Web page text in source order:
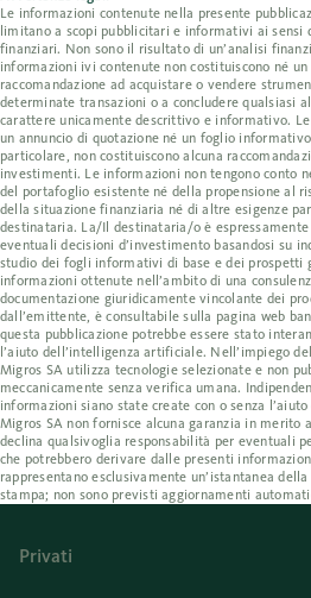
Le informazioni contenute nella presente
limitano a scopi pubblicitari e informativi ai sensi
finanziari. Non sono il risultato di un’analisi
informazioni ivi contenute non costituiscono né
raccomandazione ad acquistare o vendere
determinate transazioni o a concludere qualsiasi
carattere unicamente descrittivo e informativo.
un annuncio di quotazione né un foglio
particolare, non costituiscono alcuna
investimenti. Le informazioni non tengono conto
del portafoglio esistente né della propensione al
della situazione finanziaria né di altre esigenze
destinataria. La/Il destinataria/o è
eventuali decisioni d’investimento basandosi su
studio dei fogli informativi di base e dei prospetti
informazioni ottenute nell’ambito di una
documentazione giuridicamente vincolante dei
dall’emittente, è consultabile sulla pagina web
questa pubblicazione potrebbe essere stato
l’aiuto dell’intelligenza artificiale. Nell’impiego
Migros SA utilizza tecnologie selezionate e non
meccanicamente senza verifica umana.
informazioni siano state create con o senza
Migros SA non fornisce alcuna garanzia in merito
declina qualsivoglia responsabilità per eventuali
che potrebbero derivare dalle presenti
rappresentano esclusivamente un’istantanea
stampa; non sono previsti aggiornamenti
Privati